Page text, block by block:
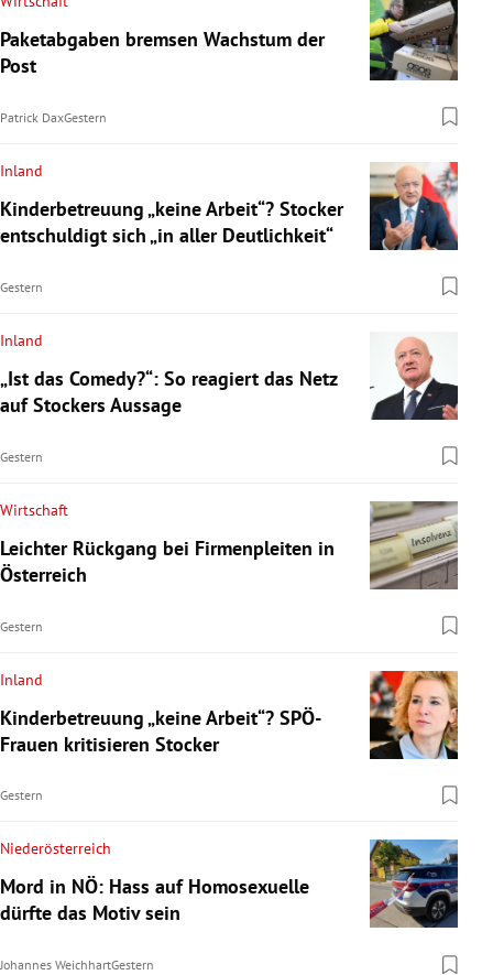
Paketabgaben bremsen Wachstum der
Post
Patrick DaxGestern
Inland
Kinderbetreuung „keine Arbeit“? Stocker
entschuldigt sich „in aller Deutlichkeit“
Gestern
Inland
„Ist das Comedy?“: So reagiert das Netz
auf Stockers Aussage
Gestern
Wirtschaft
Leichter Rückgang bei Firmenpleiten in
Österreich
Gestern
Inland
Kinderbetreuung „keine Arbeit“? SPÖ-
Frauen kritisieren Stocker
Gestern
Niederösterreich
Mord in NÖ: Hass auf Homosexuelle
dürfte das Motiv sein
Johannes WeichhartGestern